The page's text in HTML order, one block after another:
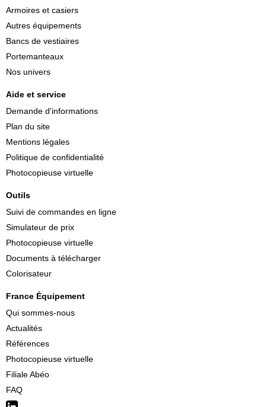
Armoires et casiers
Autres équipements
Bancs de vestiaires
Portemanteaux
Nos univers
Aide et service
Demande d'informations
Plan du site
Mentions légales
Politique de confidentialité
Photocopieuse virtuelle
Outils
Suivi de commandes en ligne
Simulateur de prix
Photocopieuse virtuelle
Documents à télécharger
Colorisateur
France Équipement
Qui sommes-nous
Actualités
Références
Photocopieuse virtuelle
Filiale Abéo
FAQ